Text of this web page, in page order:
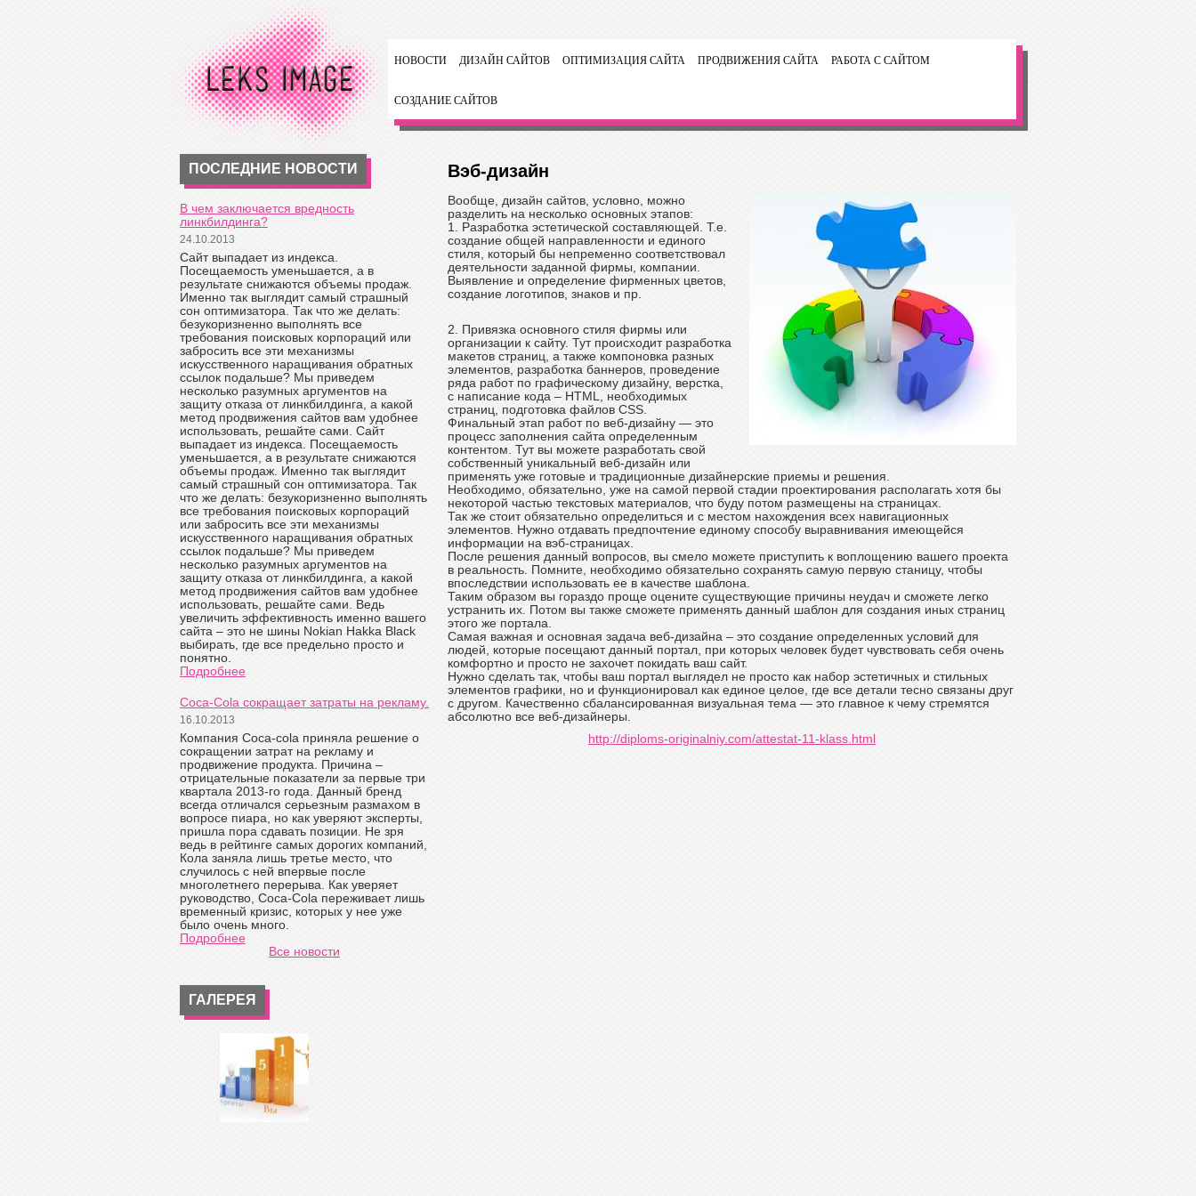
НОВОСТИ ДИЗАЙН САЙТОВ ОПТИМИЗАЦИЯ САЙТА ПРОДВИЖЕНИЯ САЙТА РАБОТА С САЙТОМ
СОЗДАНИЕ САЙТОВ
ПОСЛЕДНИЕ НОВОСТИ
В чем заключается вредность
линкбилдинга?
24.10.2013
Сайт выпадает из индекса.
Посещаемость уменьшается, а в
результате снижаются объемы продаж.
Именно так выглядит самый страшный
сон оптимизатора. Так что же делать:
безукоризненно выполнять все
требования поисковых корпораций или
забросить все эти механизмы
искусственного наращивания обратных
ссылок подальше? Мы приведем
несколько разумных аргументов на
защиту отказа от линкбилдинга, а какой
метод продвижения сайтов вам удобнее
использовать, решайте сами. Сайт
выпадает из индекса. Посещаемость
уменьшается, а в результате снижаются
объемы продаж. Именно так выглядит
самый страшный сон оптимизатора. Так
что же делать: безукоризненно выполнять
все требования поисковых корпораций
или забросить все эти механизмы
искусственного наращивания обратных
ссылок подальше? Мы приведем
несколько разумных аргументов на
защиту отказа от линкбилдинга, а какой
метод продвижения сайтов вам удобнее
использовать, решайте сами. Ведь
увеличить эффективность именно вашего
сайта – это не шины Nokian Hakka Black
выбирать, где все предельно просто и
понятно.
Подробнее
Coca-Cola сокращает затраты на рекламу.
16.10.2013
Компания Coca-cola приняла решение о
сокращении затрат на рекламу и
продвижение продукта. Причина –
отрицательные показатели за первые три
квартала 2013-го года. Данный бренд
всегда отличался серьезным размахом в
вопросе пиара, но как уверяют эксперты,
пришла пора сдавать позиции. Не зря
ведь в рейтинге самых дорогих компаний,
Кола заняла лишь третье место, что
случилось с ней впервые после
многолетнего перерыва. Как уверяет
руководство, Coca-Cola переживает лишь
временный кризис, которых у нее уже
было очень много.
Подробнее
Все новости
ГАЛЕРЕЯ
Вэб-дизайн
Вообще, дизайн сайтов, условно, можно
разделить на несколько основных этапов:
1. Разработка эстетической составляющей. Т.е.
создание общей направленности и единого
стиля, который бы непременно соответствовал
деятельности заданной фирмы, компании.
Выявление и определение фирменных цветов,
создание логотипов, знаков и пр.
2. Привязка основного стиля фирмы или
организации к сайту. Тут происходит разработка
макетов страниц, а также компоновка разных
элементов, разработка баннеров, проведение
ряда работ по графическому дизайну, верстка,
с написание кода – HTML, необходимых
страниц, подготовка файлов CSS.
Финальный этап работ по веб-дизайну — это
процесс заполнения сайта определенным
контентом. Тут вы можете разработать свой
собственный уникальный веб-дизайн или
применять уже готовые и традиционные дизайнерские приемы и решения.
Необходимо, обязательно, уже на самой первой стадии проектирования располагать хотя бы
некоторой частью текстовых материалов, что буду потом размещены на страницах.
Так же стоит обязательно определиться и с местом нахождения всех навигационных
элементов. Нужно отдавать предпочтение единому способу выравнивания имеющейся
информации на вэб-страницах.
После решения данный вопросов, вы смело можете приступить к воплощению вашего проекта
в реальность. Помните, необходимо обязательно сохранять самую первую станицу, чтобы
впоследствии использовать ее в качестве шаблона.
Таким образом вы гораздо проще оцените существующие причины неудач и сможете легко
устранить их. Потом вы также сможете применять данный шаблон для создания иных страниц
этого же портала.
Самая важная и основная задача веб-дизайна – это создание определенных условий для
людей, которые посещают данный портал, при которых человек будет чувствовать себя очень
комфортно и просто не захочет покидать ваш сайт.
Нужно сделать так, чтобы ваш портал выглядел не просто как набор эстетичных и стильных
элементов графики, но и функционировал как единое целое, где все детали тесно связаны друг
с другом. Качественно сбалансированная визуальная тема — это главное к чему стремятся
абсолютно все веб-дизайнеры.
http://diploms-originalniy.com/attestat-11-klass.html